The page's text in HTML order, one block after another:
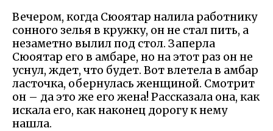
Вечером, когда Сюоятар налила работнику
сонного зелья в кружку, он не стал пить, а
незаметно вылил под стол. Заперла
Сюоятар его в амбаре, но на этот раз он не
уснул, ждет, что будет. Вот влетела в амбар
ласточка, обернулась женщиной. Смотрит
он – да это же его жена! Рассказала она, как
искала его, как наконец дорогу к нему
нашла.